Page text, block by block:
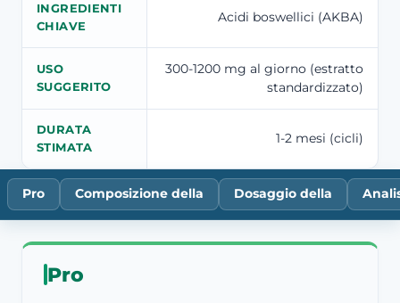
INGREDIENTI
CHIAVE
Acidi boswellici (AKBA)
USO
SUGGERITO
300-1200 mg al giorno (estratto
standardizzato)
DURATA
STIMATA
1-2 mesi (cicli)
Pro Composizione della Dosaggio della
Pro